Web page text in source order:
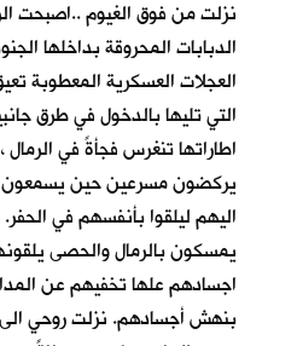
نزلت من فوق الغيوم ..اصبحت
الدبابات المحروقة بداخلها
العجلات العسكرية المعطوبة
التي تليها بالدخول في طرق
اطاراتها تنغرس فجأةً في الرمال
يركضون مسرعين حين يسمعون
اليهم ليلقوا بأنفسهم في
يمسكون بالرمال والحصى
اجسادهم علها تخفيهم عن
بنهش أجسادهم. نزلت روحي الى